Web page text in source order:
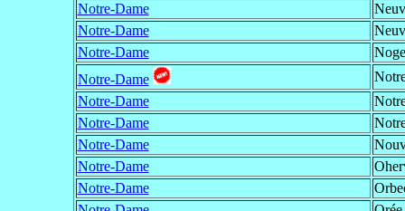
Notre-Dame
Notre-Dame
Notre-Dame
Notre-Dame
Notre-Dame
Notre-Dame
Notre-Dame
Notre-Dame
Notre-Dame